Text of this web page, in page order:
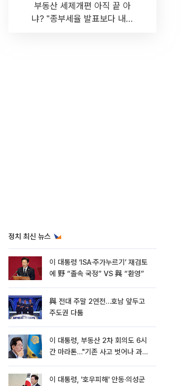
부동산 세제개편 아직 끝 아
냐? "종부세율 발표보다 내릴
정치 최신 뉴스
이 대통령 ‘ISA·주가누르기’ 재검토
에 野 “졸속 국정” VS 與 “환영”
與 전대 주말 2연전…호남 앞두고
주도권 다툼
이 대통령, 부동산 2차 회의도 6시
간 마라톤…"기존 사고 벗어나 과감
이 대통령, '호우피해' 안동·의성군